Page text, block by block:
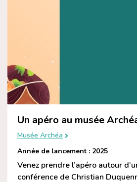
Un apéro au musée
Musée Archéa
Année de lancement : 2025
Venez prendre l’apéro autour
conférence de Christian